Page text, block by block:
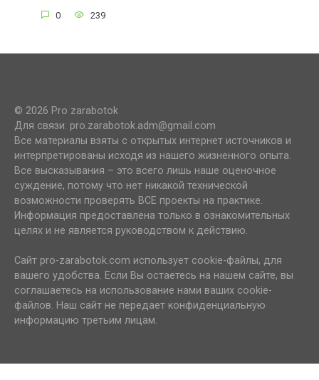
0 239
© 2026 Pro zarabotok
Для связи: pro.zarabotok.adm@gmail.com
Все материалы взяты с открытых интернет источников и
интерпретированы исходя из нашего жизненного опыта.
Все высказывания – это всего лишь наше оценочное
суждение, потому что нет никакой технической
возможности проверять ВСЕ проекты на практике.
Информация предоставлена только в ознакомительных
целях и не является руководством к действию.
Сайт pro-zarabotok.com использует cookie-файлы, для
вашего удобства. Если Вы остаетесь на нашем сайте, вы
соглашаетесь на использование нами ваших cookie-
файлов. Наш сайт не передает конфиденциальную
информацию третьим лицам.